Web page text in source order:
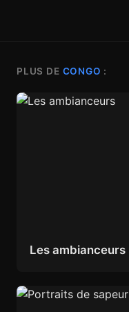
PLUS DE CONGO :
Les ambianceurs